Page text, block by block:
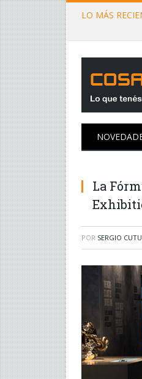
LO MÁS
La
POR SERGIO